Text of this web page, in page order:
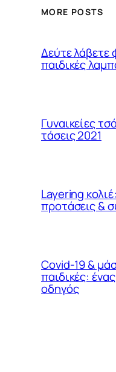
MORE POSTS
Δεύτε λάβετε
παιδικές
Γυναικείες
τάσεις 2021
Layering κολιέ:
προτάσεις &
Covid-19 &
παιδικές:
οδηγός